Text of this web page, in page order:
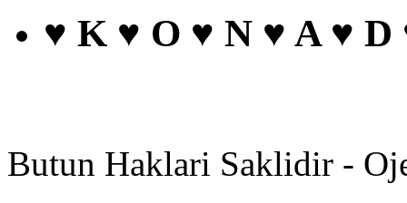
♥ K ♥ O ♥ N ♥ A ♥ D
Butun Haklari Saklidir -